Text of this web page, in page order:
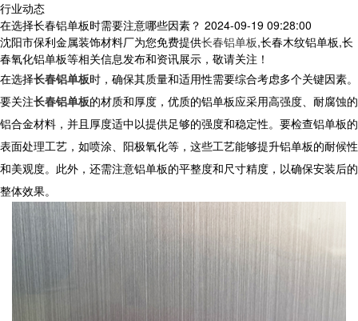
行业动态
在选择长春铝单板时需要注意哪些因素？ 2024-09-19 09:28:00
沈阳市保利金属装饰材料厂为您免费提供长春铝单板,长春木纹铝单板,长
春氧化铝单板等相关信息发布和资讯展示，敬请关注！
在选择长春铝单板时，确保其质量和适用性需要综合考虑多个关键因素。
要关注长春铝单板的材质和厚度，优质的铝单板应采用高强度、耐腐蚀的
铝合金材料，并且厚度适中以提供足够的强度和稳定性。要检查铝单板的
表面处理工艺，如喷涂、阳极氧化等，这些工艺能够提升铝单板的耐候性
和美观度。此外，还需注意铝单板的平整度和尺寸精度，以确保安装后的
整体效果。